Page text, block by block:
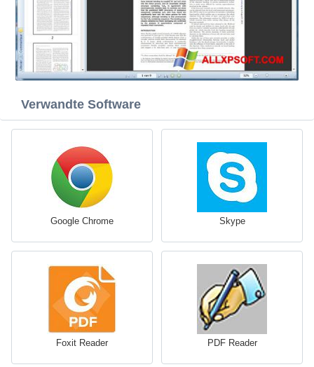
Verwandte Software
Google Chrome Skype
Foxit Reader PDF Reader